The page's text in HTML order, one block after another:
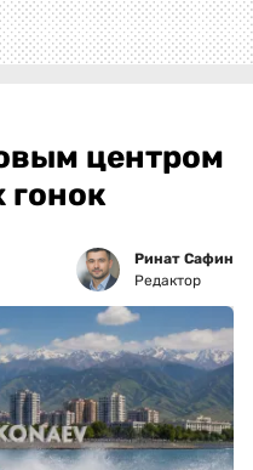
центром
Ринат Сафин
Редактор